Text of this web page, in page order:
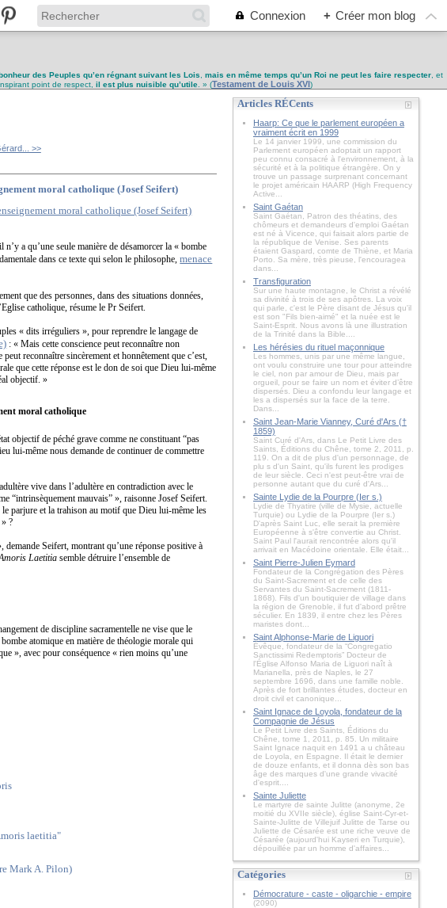
Connexion + Créer mon blog
des Peuples qu’en régnant suivant les Lois mais en même temps qu’un Roi ne peut les faire respecter, et
point de respect, il est plus nuisible qu’utile . » (Testament de Louis XVI)
>>
moral catholique (Josef Seifert)
a qu’une seule manière de désamorcer la « bombe
dans ce texte qui selon le philosophe,menace
que des personnes, dans des situations données,
catholique, résume le Pr Seifert.
« dits irréguliers », pour reprendre le langage de
: « Mais cette conscience peut reconnaître non
reconnaître sincèrement et honnêtement que c’est,
que cette réponse est le don de soi que Dieu lui-même
objectif. »
moral catholique
objectif de péché grave comme ne constituant “pas
lui-même nous demande de continuer de commettre
vive dans l’adultère en contradiction avec le
“intrinsèquement mauvais” », raisonne Josef Seifert.
parjure et la trahison au motif que Dieu lui-même les
?
Seifert, montrant qu’une réponse positive à
Laetitia semble détruire l’ensemble de
de discipline sacramentelle ne vise que le
atomique en matière de théologie morale qui
», avec pour conséquence « rien moins qu’une
laetitia"
Mark A. Pilon)
Articles RÉCents
Haarp: Ce que le parlement européen a
vraiment écrit en 1999
Le 14 janvier 1999, une commission du
Parlement européen adoptait un rapport
peu connu consacré à l'environnement, à la
sécurité et à la politique étrangère. On y
trouve un passage surprenant concernant
le projet américain HAARP (High Frequency
Active...
Saint Gaétan
Saint Gaétan, Patron des théatins, des
chômeurs et demandeurs d'emploi Gaétan
est né à Vicence, qui faisait alors partie de
la république de Venise. Ses parents
étaient Gaspard, comte de Thiène, et Maria
Porto. Sa mère, très pieuse, l'encouragea
dans...
Transfiguration
Sur une haute montagne, le Christ a révélé
sa divinité à trois de ses apôtres. La voix
qui parle, c'est le Père disant de Jésus qu'il
est son "Fils bien-aimé" et la nuée est le
Saint-Esprit. Nous avons là une illustration
de la Trinité dans la Bible....
Les hérésies du rituel maçonnique
Les hommes, unis par une même langue,
ont voulu construire une tour pour atteindre
le ciel, non par amour de Dieu, mais par
orgueil, pour se faire un nom et éviter d’être
dispersés. Dieu a confondu leur langage et
les a dispersés sur la face de la terre.
Dans...
Saint Jean-Marie Vianney, Curé d'Ars (†
1859)
Saint Curé d'Ars, dans Le Petit Livre des
Saints, Éditions du Chêne, tome 2, 2011, p.
119. On a dit de plus d'un personnage, de
plu s d'un Saint, qu'ils furent les prodiges
de leur siècle. Ceci n'est peut-être vrai de
personne autant que du curé d'Ars...
Sainte Lydie de la Pourpre (Ier s.)
Lydie de Thyatire (ville de Mysie, actuelle
Turquie) ou Lydie de la Pourpre (Ier s.)
D'après Saint Luc, elle serait la première
Européenne à s'être convertie au Christ.
Saint Paul l'aurait rencontrée alors qu'il
arrivait en Macédoine orientale. Elle était...
Saint Pierre-Julien Eymard
Fondateur de la Congrégation des Pères
du Saint-Sacrement et de celle des
Servantes du Saint-Sacrement (1811-
1868). Fils d'un boutiquier de village dans
la région de Grenoble, il fut d'abord prêtre
séculier. En 1839, il entre chez les Pères
maristes dont...
Saint Alphonse-Marie de Liguori
Évêque, fondateur de la “Congregatio
Sanctissimi Redemptoris” Docteur de
l'Église Alfonso Maria de Liguori naît à
Marianella, près de Naples, le 27
septembre 1696, dans une famille noble.
Après de fort brillantes études, docteur en
droit civil et canonique...
Saint Ignace de Loyola, fondateur de la
Compagnie de Jésus
Le Petit Livre des Saints, Éditions du
Chêne, tome 1, 2011, p. 85. Un militaire
Saint Ignace naquit en 1491 a u château
de Loyola, en Espagne. Il était le dernier
de douze enfants, et il donna dès son bas
âge des marques d'une grande vivacité
d'esprit....
Sainte Juliette
Le martyre de sainte Julitte (anonyme, 2e
moitié du XVIIe siècle), église Saint-Cyr-et-
Sainte-Julitte de Villejuif Julitte de Tarse ou
Juliette de Césarée est une riche veuve de
Césarée (aujourd'hui Kayseri en Turquie),
dépouillée par un homme d'affaires...
Catégories
Démocrature - caste - oligarchie - empire
(2090)